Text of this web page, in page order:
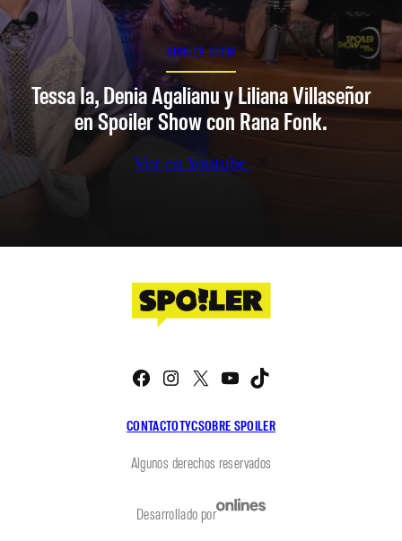
SPOILER SHOW
Tessa Ia, Denia Agalianu y Liliana Villaseñor
en Spoiler Show con Rana Fonk.
Ver en Youtube
CONTACTOTYCSOBRE SPOILER
Facebook
Instagram
X YouTube
Algunos derechos reservados
Desarrollado por